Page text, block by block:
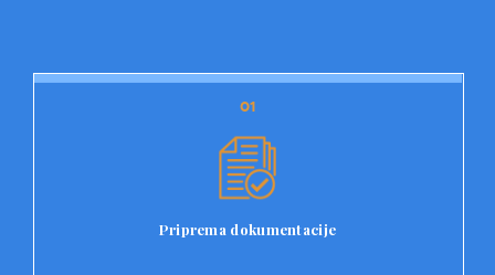
01
Priprema dokumentacije
01
Prvi korak u našem procesu prevoda je priprema
dokumentacije. Korisnici jednostavno učitavaju svoje
dokumenta, kao i specifične zahtjeve za prevod.